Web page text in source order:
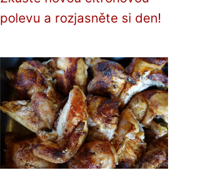
polevu a rozjasněte si den!